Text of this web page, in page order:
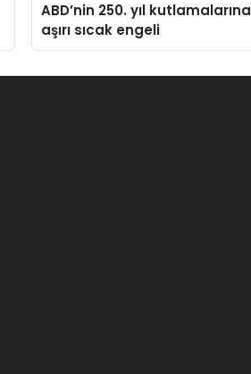
ABD’nin 250. yıl kutlamalarına
aşırı sıcak engeli